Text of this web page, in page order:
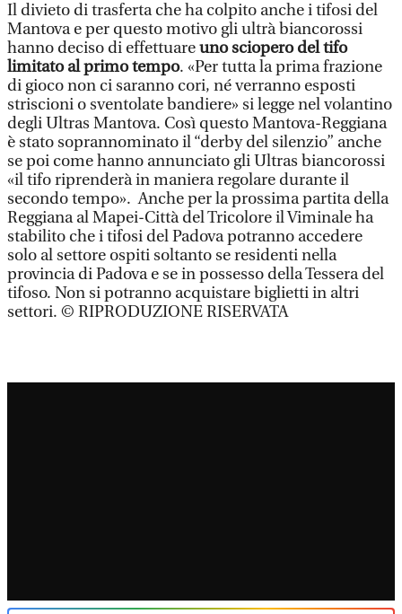
Il divieto di trasferta che ha colpito anche i tifosi del
Mantova e per questo motivo gli ultrà biancorossi
hanno deciso di effettuareuno sciopero del tifo
limitato al primo tempo. «Per tutta la prima frazione
di gioco non ci saranno cori, né verranno esposti
striscioni o sventolate bandiere» si legge nel volantino
degli Ultras Mantova. Così questo Mantova-Reggiana
è stato soprannominato il “derby del silenzio” anche
se poi come hanno annunciato gli Ultras biancorossi
«il tifo riprenderà in maniera regolare durante il
secondo tempo». Anche per la prossima partita della
Reggiana al Mapei-Città del Tricolore il Viminale ha
stabilito che i tifosi del Padova potranno accedere
solo al settore ospiti soltanto se residenti nella
provincia di Padova e se in possesso della Tessera del
tifoso. Non si potranno acquistare biglietti in altri
settori. © RIPRODUZIONE RISERVATA